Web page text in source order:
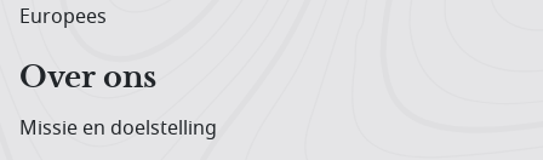
Europees
Over ons
Missie en doelstelling